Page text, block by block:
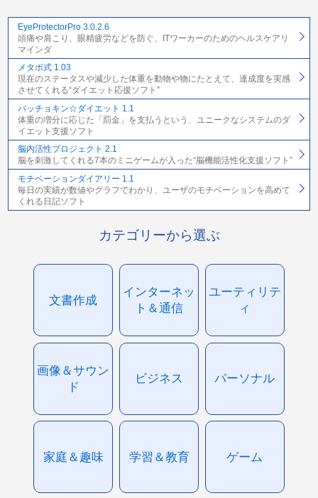
EyeProtectorPro 3.0.2.6
頭痛や肩こり、眼精疲労などを防ぐ、ITワーカーのためのヘルスケアリ
マインダ
メタボ式 1.03
現在のステータスや減少した体重を動物や物にたとえて、達成度を実感
させてくれる“ダイエット応援ソフト”
バッチョキン☆ダイエット 1.1
体重の増分に応じた「罰金」を支払うという、ユニークなシステムのダ
イエット支援ソフト
脳内活性プロジェクト 2.1
脳を刺激してくれる7本のミニゲームが入った“脳機能活性化支援ソフト”
モチベーションダイアリー 1.1
毎日の実績が数値やグラフでわかり、ユーザのモチベーションを高めて
くれる日記ソフト
カテゴリーから選ぶ
文書作成
インターネッ
ト＆通信
ユーティリテ
ィ
画像＆サウン
ド
ビジネス パーソナル
家庭＆趣味 学習＆教育 ゲーム